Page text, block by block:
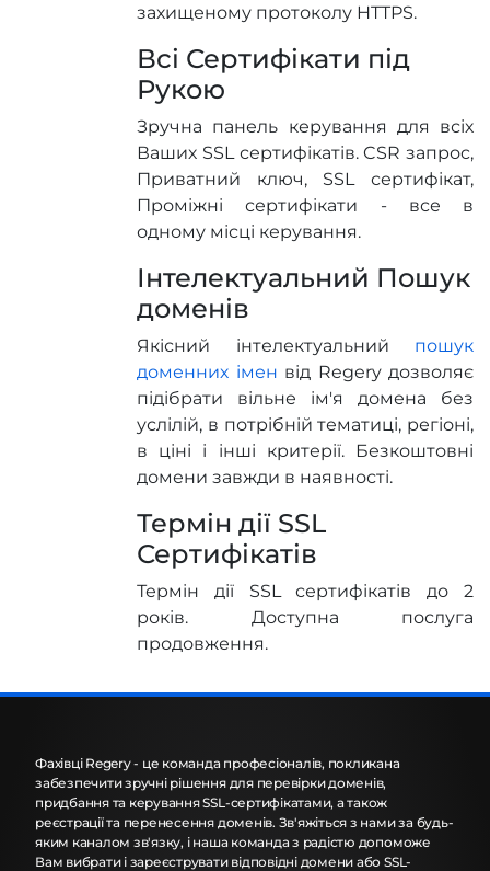
захищеному протоколу HTTPS.
Всі Сертифікати під
Рукою
Зручна панель керування для всіх
Ваших SSL сертифікатів. CSR запроc,
Приватний ключ, SSL сертифікат,
Проміжні сертифікати - все в
одному місці керування.
Інтелектуальний Пошук
доменів
Якісний інтелектуальний пошук
доменних імен від Regery дозволяє
підібрати вільне ім'я домена без
услілій, в потрібній тематиці, регіоні,
в ціні і інші критерії. Безкоштовні
домени завжди в наявності.
Термін дії SSL
Сертифікатів
Термін дії SSL сертифікатів до 2
років. Доступна послуга
продовження.
Фахівці Regery - це команда професіоналів, покликана
забезпечити зручні рішення для перевірки доменів,
придбання та керування SSL-сертифікатами, а також
реєстрації та перенесення доменів. Зв'яжіться з нами за будь-
яким каналом зв'язку, і наша команда з радістю допоможе
Вам вибрати і зареєструвати відповідні домени або SSL-